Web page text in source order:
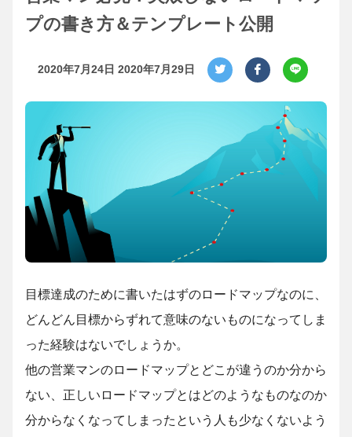
プの書き方＆テンプレート公開
2020年7月24日 2020年7月29日
目標達成のために書いたはずのロードマップなのに、
どんどん目標からずれて意味のないものになってしま
った経験はないでしょうか。
他の営業マンのロードマップとどこが違うのか分から
ない、正しいロードマップとはどのようなものなのか
分からなくなってしまったという人も少なくないよう